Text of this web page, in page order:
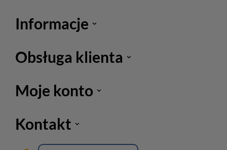
Informacje
Obsługa klienta
Moje konto
Kontakt